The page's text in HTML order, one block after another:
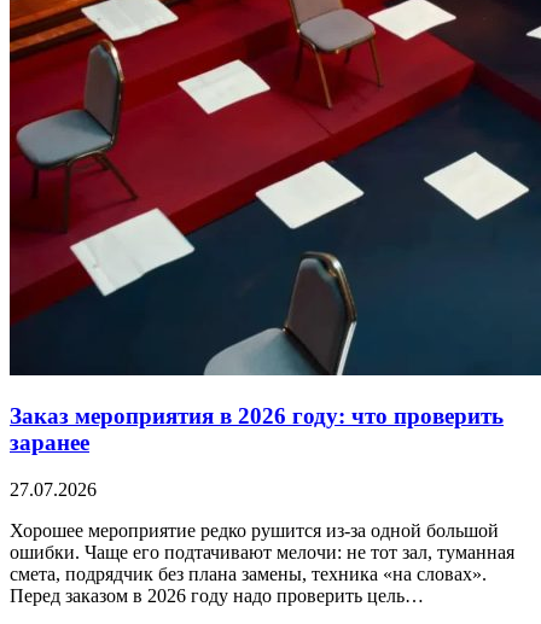
Заказ мероприятия в 2026 году: что проверить
заранее
27.07.2026
Хорошее мероприятие редко рушится из-за одной большой
ошибки. Чаще его подтачивают мелочи: не тот зал, туманная
смета, подрядчик без плана замены, техника «на словах».
Перед заказом в 2026 году надо проверить цель…